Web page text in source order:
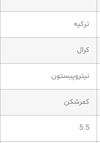
ترکیه
کرال
نیتروپیستون
کمرشکن
5.5